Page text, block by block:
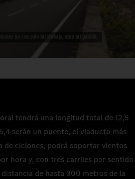
tendrá una longitud total de 12,5
serán un puente, el viaducto más
de ciclones, podrá soportar vientos
hora y, con tres carriles por sentido
de hasta 300 metros de la